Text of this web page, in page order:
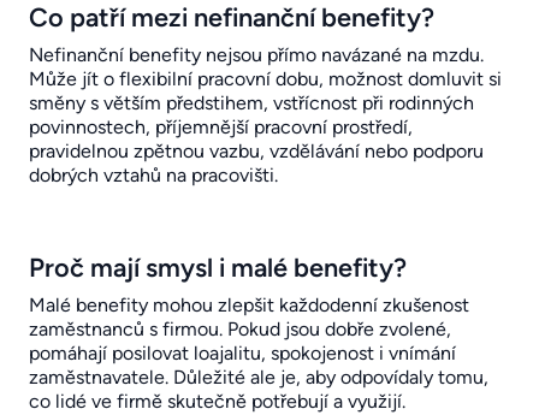
Co patří mezi nefinanční benefity?
Nefinanční benefity nejsou přímo navázané na mzdu.
Může jít o flexibilní pracovní dobu, možnost domluvit si
směny s větším předstihem, vstřícnost při rodinných
povinnostech, příjemnější pracovní prostředí,
pravidelnou zpětnou vazbu, vzdělávání nebo podporu
dobrých vztahů na pracovišti.
Proč mají smysl i malé benefity?
Malé benefity mohou zlepšit každodenní zkušenost
zaměstnanců s firmou. Pokud jsou dobře zvolené,
pomáhají posilovat loajalitu, spokojenost i vnímání
zaměstnavatele. Důležité ale je, aby odpovídaly tomu,
co lidé ve firmě skutečně potřebují a využijí.